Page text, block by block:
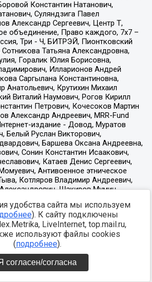
удобства сайта мы используем
). К сайту подключены
LiveInternet, top.mail.ru,
используют файлы cookies
(подробнее).
согласен/согласна